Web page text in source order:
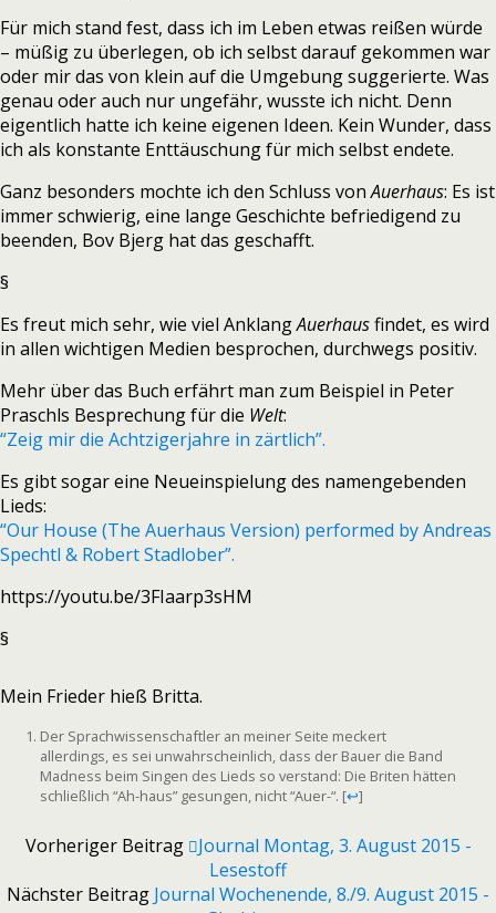
Für mich stand fest, dass ich im Leben etwas reißen würde
– müßig zu überlegen, ob ich selbst darauf gekommen war
oder mir das von klein auf die Umgebung suggerierte. Was
genau oder auch nur ungefähr, wusste ich nicht. Denn
eigentlich hatte ich keine eigenen Ideen. Kein Wunder, dass
ich als konstante Enttäuschung für mich selbst endete.
Ganz besonders mochte ich den Schluss vonAuerhaus: Es ist
immer schwierig, eine lange Geschichte befriedigend zu
beenden, Bov Bjerg hat das geschafft.
§
Es freut mich sehr, wie viel AnklangAuerhausfindet, es wird
in allen wichtigen Medien besprochen, durchwegs positiv.
Mehr über das Buch erfährt man zum Beispiel in Peter
Praschls Besprechung für die Welt:
“Zeig mir die Achtzigerjahre in zärtlich”.
Es gibt sogar eine Neueinspielung des namengebenden
Lieds:
“Our House (The Auerhaus Version) performed by Andreas
Spechtl & Robert Stadlober”.
https://youtu.be/3FIaarp3sHM
§
Mein Frieder hieß Britta.
Der Sprachwissenschaftler an meiner Seite meckert
allerdings, es sei unwahrscheinlich, dass der Bauer die Band
Madness beim Singen des Lieds so verstand: Die Briten hätten
schließlich “Ah-haus” gesungen, nicht “Auer-“. [↩]
Vorheriger Beitrag
Journal Montag, 3. August 2015 -
Lesestoff
Nächster Beitrag Journal Wochenende, 8./9. August 2015 -